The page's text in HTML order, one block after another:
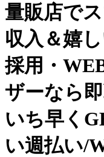
量販店で
収入＆嬉
採用・
ザーなら
いち早く
い週払い/